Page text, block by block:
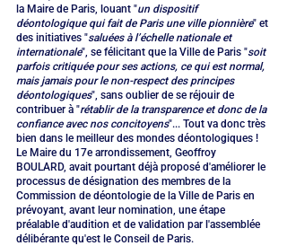
la Maire de Paris, louant "un dispositif
déontologique qui fait de Paris une ville pionnière" et
des initiatives "saluées à l’échelle nationale et
internationale", se félicitant que la Ville de Paris "soit
parfois critiquée pour ses actions, ce qui est normal,
mais jamais pour le non-respect des principes
déontologiques", sans oublier de se réjouir de
contribuer à "rétablir de la transparence et donc de la
confiance avec nos concitoyens"... Tout va donc très
bien dans le meilleur des mondes déontologiques !
Le Maire du 17e arrondissement, Geoffroy
BOULARD, avait pourtant déjà proposé d'améliorer le
processus de désignation des membres de la
Commission de déontologie de la Ville de Paris en
prévoyant, avant leur nomination, une étape
préalable d'audition et de validation par l'assemblée
délibérante qu'est le Conseil de Paris.